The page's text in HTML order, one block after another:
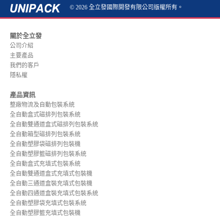
© 2026 全立發國際開發有限公司版權所有。
關於全立發
公司介紹
主要產品
我們的客戶
隱私權
產品資訊
整廠物流及自動包裝系統
全自動盒式磁排列包裝系統
全自動雙通道盒式磁排列包裝系統
全自動箱型磁排列包裝系統
全自動塑膠袋磁排列包裝機
全自動塑膠籃磁排列包裝系統
全自動盒式充填式包裝系統
全自動雙通道盒式充填式包裝機
全自動三通道盒裝充填式包裝機
全自動四通道盒裝充填式包裝系統
全自動塑膠袋充填式包裝系統
全自動塑膠籃充填式包裝機